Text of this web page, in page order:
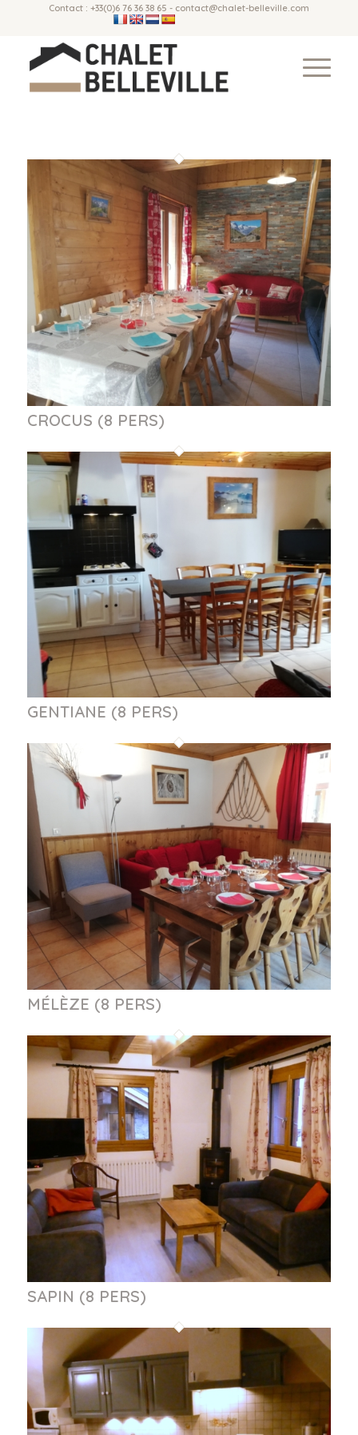
Contact : +33(0)6 76 36 38 65 - contact@chalet-belleville.com
CROCUS (8 PERS)
GENTIANE (8 PERS)
MÉLÈZE (8 PERS)
SAPIN (8 PERS)